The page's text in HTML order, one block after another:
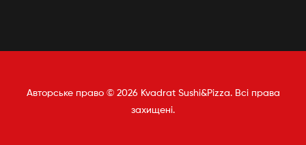
Авторське право © 2026 Kvadrat Sushi&Pizza. Всі права
захищені.